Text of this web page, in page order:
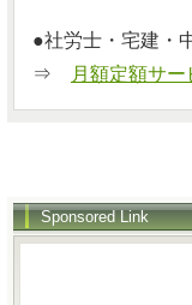
●社労士・宅建・
⇒
月額定額サー
Sponsored Link